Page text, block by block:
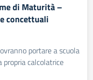
di Maturità –
concettuali
portare a scuola
propria calcolatrice